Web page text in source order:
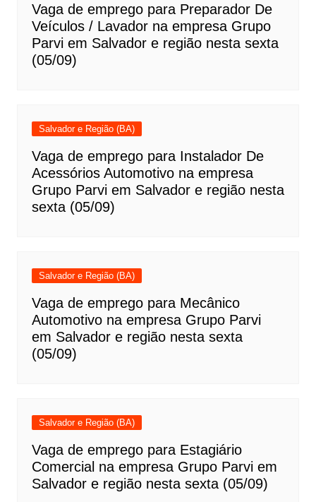
Vaga de emprego para Preparador De
Veículos / Lavador na empresa Grupo
Parvi em Salvador e região nesta sexta
(05/09)
Salvador e Região (BA)
Vaga de emprego para Instalador De
Acessórios Automotivo na empresa
Grupo Parvi em Salvador e região nesta
sexta (05/09)
Salvador e Região (BA)
Vaga de emprego para Mecânico
Automotivo na empresa Grupo Parvi
em Salvador e região nesta sexta
(05/09)
Salvador e Região (BA)
Vaga de emprego para Estagiário
Comercial na empresa Grupo Parvi em
Salvador e região nesta sexta (05/09)